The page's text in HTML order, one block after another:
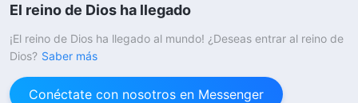
El reino de Dios ha llegado
¡El reino de Dios ha llegado al mundo! ¿Deseas entrar al reino de
Dios? Saber más
Conéctate con nosotros en Messenger